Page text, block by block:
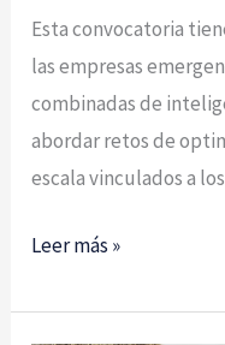
Esta convocatoria
las empresas
combinadas de
abordar retos de
escala vinculados a
Europea
AID4SME
Leer más »